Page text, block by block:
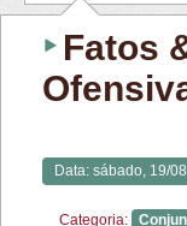
Fatos
Data: sábado, 19/
Categoria: